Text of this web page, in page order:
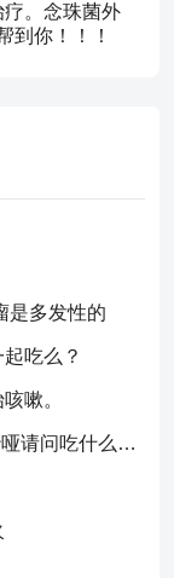
。念珠菌外
到你！！！
是多发性的
吃么？
嗽。
你好，鼻炎犯了，鼻子不通，嗓子沙哑请问吃什么药比较好？